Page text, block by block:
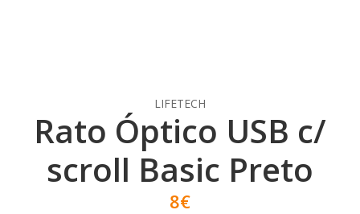
LIFETECH
Rato Óptico USB c/
scroll Basic Preto
8€